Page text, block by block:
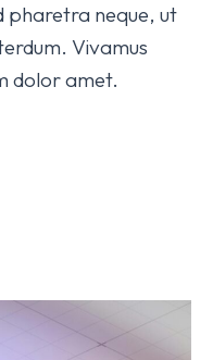
neque, ut
Vivamus
dolor amet.